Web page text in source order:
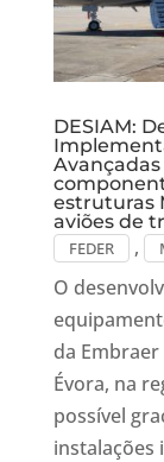
DESIAM:
estruturas
aviões de
FEDER ,
O
da
Évora, na
possível
instalações